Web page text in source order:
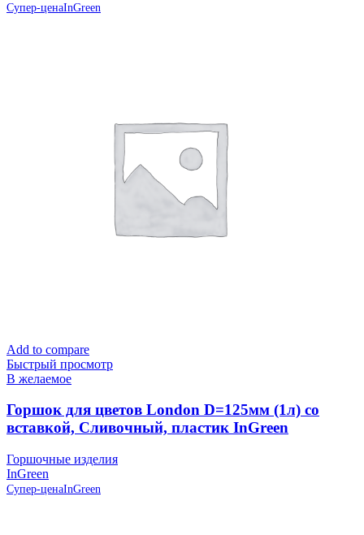
Супер-ценаInGreen
Add to compare
Быстрый просмотр
В желаемое
Горшок для цветов London D=125мм (1л) со
вставкой, Сливочный, пластик InGreen
Горшочные изделия
InGreen
Супер-ценаInGreen